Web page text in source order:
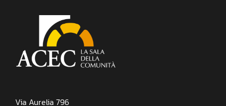
Via Aurelia 796